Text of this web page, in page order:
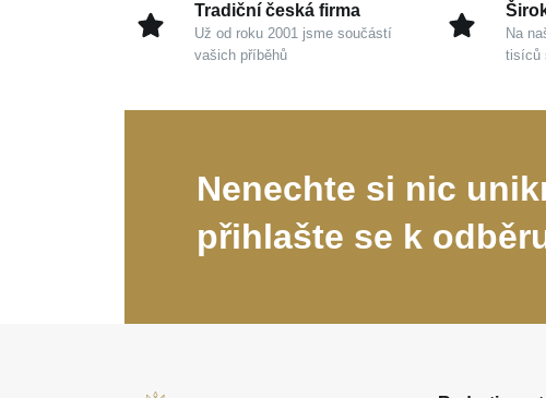
Tradiční česká firma
Už od roku 2001 jsme součástí
vašich příběhů
Na
tisíců
Nenechte si nic
přihlašte se k